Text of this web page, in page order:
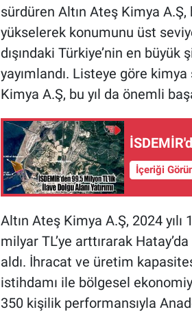
sürdüren Altın Ateş Kimya A.Ş,
yükselerek konumunu üst
dışındaki Türkiye’nin en büyük
yayımlandı. Listeye göre
Kimya A.Ş, bu yıl da önemli
İçeriği
Altın Ateş Kimya A.Ş, 2024 yılı
milyar TL’ye arttırarak
aldı. İhracat ve üretim
istihdamı ile bölgesel
350 kişilik performansıyla